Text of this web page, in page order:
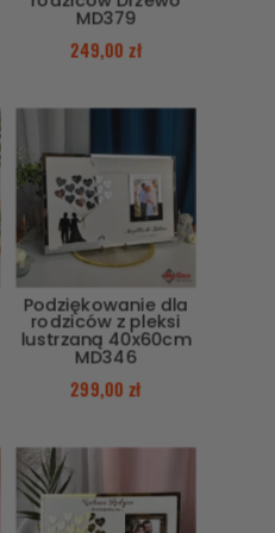
MD379
249,00zł
Podziękowanie dla
rodziców z pleksi
lustrzaną 40x60cm
MD346
299,00 zł